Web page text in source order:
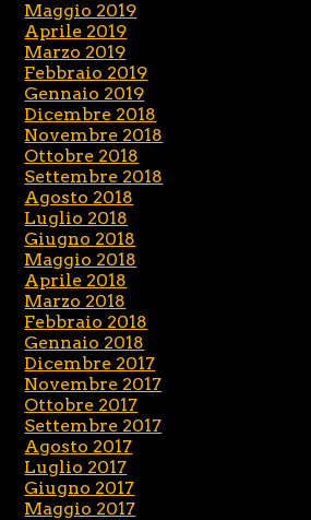
Maggio 2019
Aprile 2019
Marzo 2019
Febbraio 2019
Gennaio 2019
Dicembre 2018
Novembre 2018
Ottobre 2018
Settembre 2018
Agosto 2018
Luglio 2018
Giugno 2018
Maggio 2018
Aprile 2018
Marzo 2018
Febbraio 2018
Gennaio 2018
Dicembre 2017
Novembre 2017
Ottobre 2017
Settembre 2017
Agosto 2017
Luglio 2017
Giugno 2017
Maggio 2017